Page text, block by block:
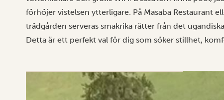
förhöjer vistelsen ytterligare. På Masaba Restaurant
trädgården serveras smakrika rätter från det
Detta är ett perfekt val för dig som söker stillhet,